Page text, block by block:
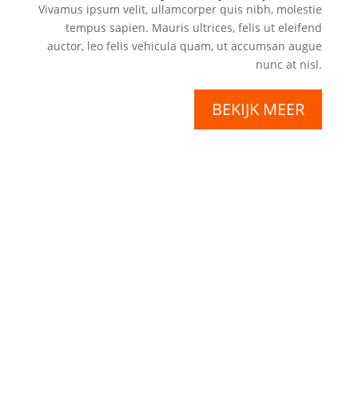
Vivamus ipsum velit, ullamcorper quis nibh, molestie
tempus sapien. Mauris ultrices, felis ut eleifend
auctor, leo felis vehicula quam, ut accumsan augue
nunc at nisl.
BEKIJK MEER